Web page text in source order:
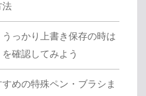
法
っかり上書き保存の時は
を確認してみよう
めの特殊ペン・ブラシま